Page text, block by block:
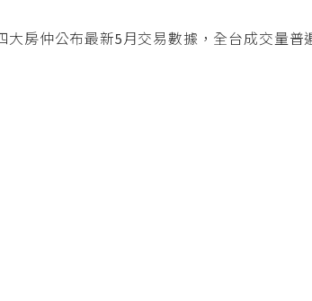
房仲公布最新5月交易數據，全台成交量普